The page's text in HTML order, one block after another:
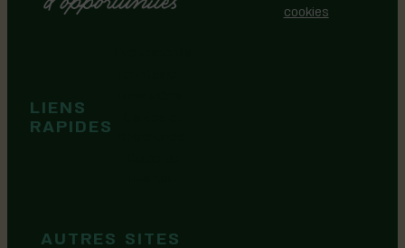
LIENS
RAPIDES
AUTRES SITES
cookies